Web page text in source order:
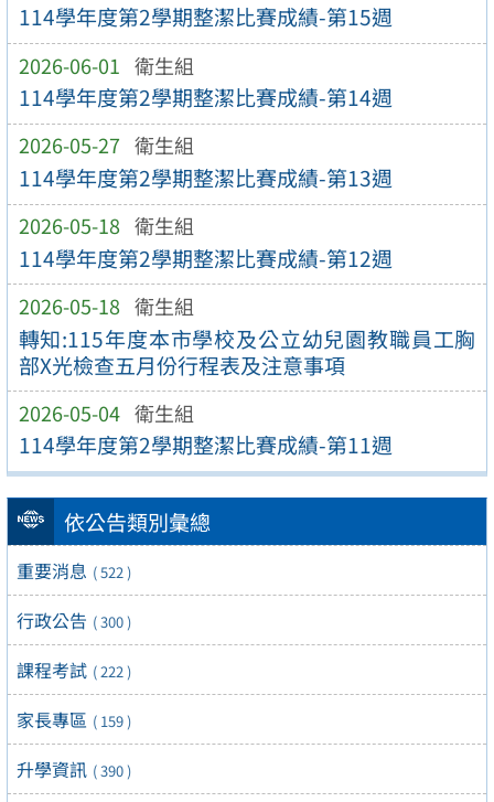
114學年度第2學期整潔比賽成績-第15週
2026-06-01 衛生組
114學年度第2學期整潔比賽成績-第14週
2026-05-27 衛生組
114學年度第2學期整潔比賽成績-第13週
2026-05-18 衛生組
114學年度第2學期整潔比賽成績-第12週
2026-05-18 衛生組
轉知:115年度本市學校及公立幼兒園教職員工胸
部X光檢查五月份行程表及注意事項
2026-05-04 衛生組
114學年度第2學期整潔比賽成績-第11週
依公告類別彙總
重要消息 ( 522 )
行政公告 ( 300 )
課程考試 ( 222 )
家長專區 ( 159 )
升學資訊 ( 390 )